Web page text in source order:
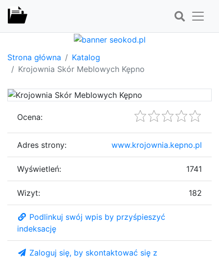
Strona główna
Katalog
Krojownia Skór Meblowych Kępno
Ocena:
Adres strony: www.krojownia.kepno.pl
Wyświetleń: 1741
Wizyt: 182
Podlinkuj swój wpis by przyśpieszyć
indeksację
Zaloguj się, by skontaktować się z